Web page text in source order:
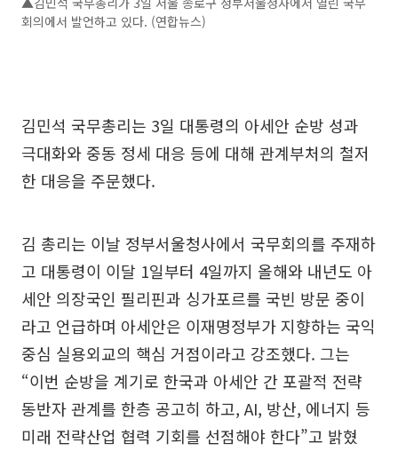
회의에서 발언하고 있다. (연합뉴스)
김민석 국무총리는 3일 대통령의 아세안 순방 성과
극대화와 중동 정세 대응 등에 대해 관계부처의 철저
한 대응을 주문했다.
김 총리는 이날 정부서울청사에서 국무회의를 주재하
고 대통령이 이달 1일부터 4일까지 올해와 내년도 아
세안 의장국인 필리핀과 싱가포르를 국빈 방문 중이
라고 언급하며 아세안은 이재명정부가 지향하는 국익
중심 실용외교의 핵심 거점이라고 강조했다. 그는
“이번 순방을 계기로 한국과 아세안 간 포괄적 전략
동반자 관계를 한층 공고히 하고, AI, 방산, 에너지 등
미래 전략산업 협력 기회를 선점해야 한다”고 밝혔